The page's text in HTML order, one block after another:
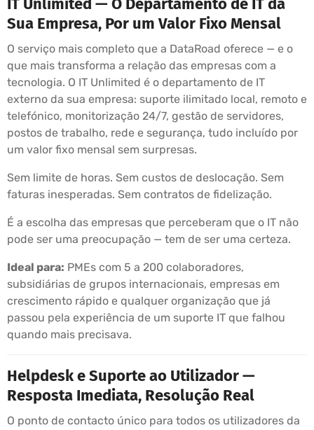
IT Unlimited — O Departamento de IT da
Sua Empresa, Por um Valor Fixo Mensal
O serviço mais completo que a DataRoad oferece — e o
que mais transforma a relação das empresas com a
tecnologia. O IT Unlimited é o departamento de IT
externo da sua empresa: suporte ilimitado local, remoto e
telefónico, monitorização 24/7, gestão de servidores,
postos de trabalho, rede e segurança, tudo incluído por
um valor fixo mensal sem surpresas.
Sem limite de horas. Sem custos de deslocação. Sem
faturas inesperadas. Sem contratos de fidelização.
É a escolha das empresas que perceberam que o IT não
pode ser uma preocupação — tem de ser uma certeza.
Ideal para: PMEs com 5 a 200 colaboradores,
subsidiárias de grupos internacionais, empresas em
crescimento rápido e qualquer organização que já
passou pela experiência de um suporte IT que falhou
quando mais precisava.
Helpdesk e Suporte ao Utilizador —
Resposta Imediata, Resolução Real
O ponto de contacto único para todos os utilizadores da